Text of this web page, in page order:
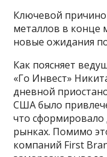
Ключевой
металлов в конце
новые ожидания
Как поясняет
«Го Инвест»
дневной
США было
что
рынках. Помимо
компаний First